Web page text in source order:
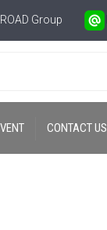
Group
CONTACT US